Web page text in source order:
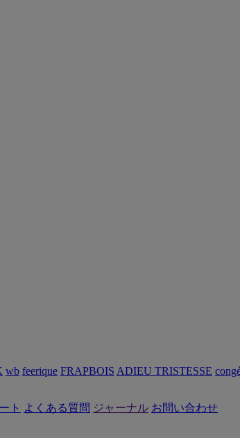
wb feerique FRAPBOIS ADIEU TRISTESSE
ト よくある質問 ジャーナル お問い合わせ